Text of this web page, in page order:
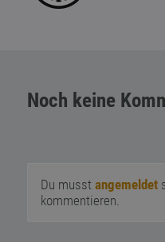
Noch keine
Du musst angemeldet
kommentieren.